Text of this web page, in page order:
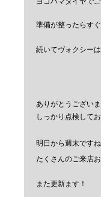
準備が整ったらす
続いてヴォクシー
ありがとうございま
しっかり点検して
明日から週末ですね
たくさんのご来店
また更新ます！